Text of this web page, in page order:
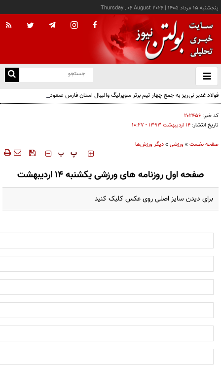
پنجشنبه ۱۵ مرداد ۱۴۰۵ |
Thursday , 06 August 2026
باز
و
فولاد غدیر نی‌ریز به جمع چهار تیم برتر سوپرلیگ والیبال استان فارس صعود کرد
کد خبر: ۲۰۲۴۵۶
تاریخ انتشار: ۱۴ ارديبهشت ۱۳۹۳ - ۱۰:۲۷
صفحه نخست »ورزشی »دیگر ورزش‌ها
‍‍‍ پ پ
صفحه اول روزنامه های ورزشی یکشنبه 14 اردیبهشت
برای دیدن سایز اصلی روی عکس کلیک کنید